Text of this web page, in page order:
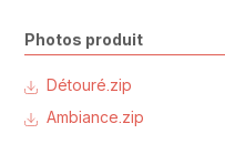
Photos produit
Détouré.zip
Ambiance.zip